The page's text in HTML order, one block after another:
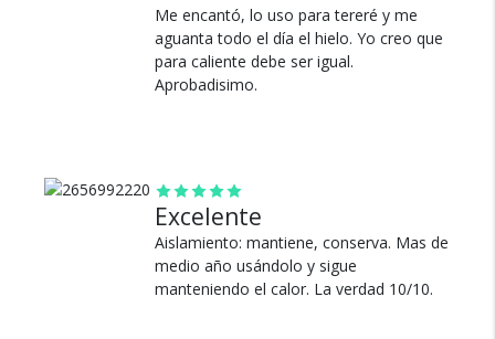
Me encantó, lo uso para tereré y me
aguanta todo el día el hielo. Yo creo que
para caliente debe ser igual.
Aprobadisimo.
Excelente
Aislamiento: mantiene, conserva. Mas de
medio año usándolo y sigue
manteniendo el calor. La verdad 10/10.
5 estrellas de 5 en Google.
5 estrellas de 5 en Facebook.
Más de 15.000 comentarios
envíos.
Garantía oficial y directa con
nosotros.